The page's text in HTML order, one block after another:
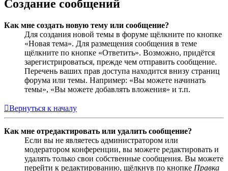
Создание сообщений
Как мне создать новую тему или сообщение?
Для создания новой темы в форуме щёлкните по кнопке
«Новая тема». Для размещения сообщения в теме
щёлкните по кнопке «Ответить». Возможно, придётся
зарегистрироваться, прежде чем отправить сообщение.
Перечень ваших прав доступа находится внизу страниц
форума или темы. Например: «Вы можете начинать
темы», «Вы можете добавлять вложения» и т.п.
Вернуться к началу
Как мне отредактировать или удалить сообщение?
Если вы не являетесь администратором или
модератором конференции, вы можете редактировать и
удалять только свои собственные сообщения. Вы можете
перейти к редактированию, щёлкнув по кнопке Правка